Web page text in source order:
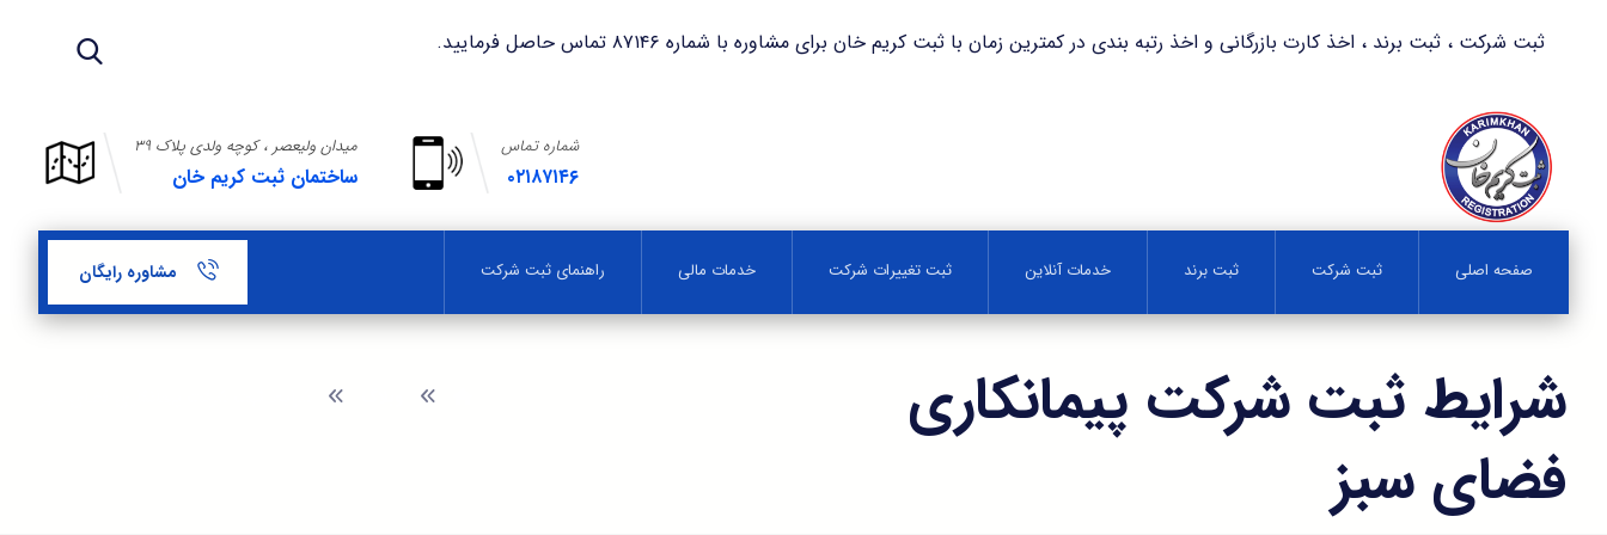
ثبت شرکت ، ثبت برند ، اخذ کارت بازرگانی و اخذ رتبه بندی در کمترین زمان با ثبت کریم خان برای مشاوره با شماره ۸۷۱۴۶ تماس حاصل فرمایید.
میدان ولیعصر ، کوچه ولدی پلاک ۳۹
ساختمان ثبت کریم خان
شماره تماس
۰۲۱۸۷۱۴۶
صفحه اصلی ثبت شرکت ثبت برند خدمات آنلاین ثبت تغییرات شرکت خدمات مالی راهنمای ثبت شرکت مشاوره رایگان
شرایط ثبت شرکت پیمانکاری
فضای سبز